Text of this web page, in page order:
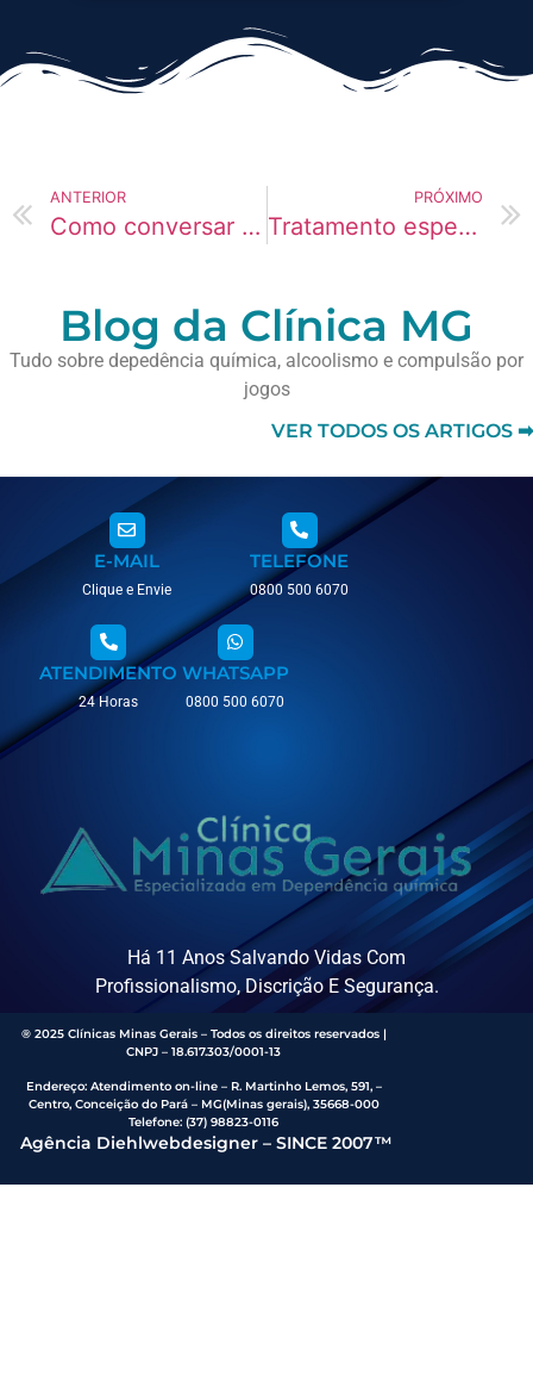
ANTERIOR
Como conversar sobre LSD sem brigar com o usuário
PRÓXIMO
Tratamento especializado para idosos com vício em Videogames
Blog da Clínica MG
Tudo sobre depedência química, alcoolismo e compulsão por
jogos
VER TODOS OS ARTIGOS ➡
E-MAIL
Clique e Envie
TELEFONE
0800 500 6070
ATENDIMENTO
24 Horas
WHATSAPP
0800 500 6070
Há 11 Anos Salvando Vidas Com
Profissionalismo, Discrição E Segurança.
® 2025 Clínicas Minas Gerais – Todos os direitos reservados |
CNPJ – 18.617.303/0001-13
Endereço: Atendimento on-line – R. Martinho Lemos, 591, –
Centro, Conceição do Pará – MG(Minas gerais), 35668-000
Telefone:(37) 98823-0116
Agência Diehlwebdesigner – SINCE 2007™